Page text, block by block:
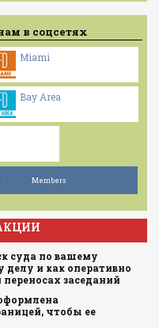
в соцсетях
Miami
Bay Area
Members
суда по вашему
и как оперативно
переносах заседаний
чтобы ее